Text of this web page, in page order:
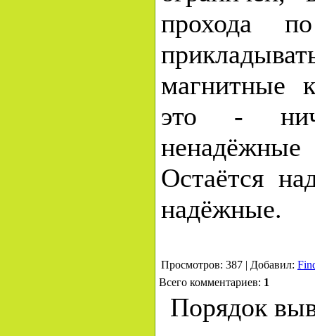
прохода
магнитные
это -
Остаётся
надёжные.
Просмотров: 387 | Добавил:
Всего комментариев: 1
Порядок